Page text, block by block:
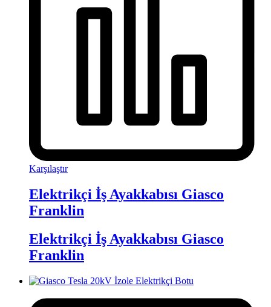
Karşılaştır
Elektrikçi İş Ayakkabısı Giasco
Franklin
Elektrikçi İş Ayakkabısı Giasco
Franklin